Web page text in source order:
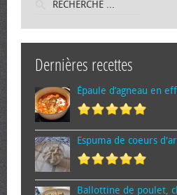
Dernières recettes
Épaule d’agneau en
Espuma de cœurs
Ballottine de poulet,